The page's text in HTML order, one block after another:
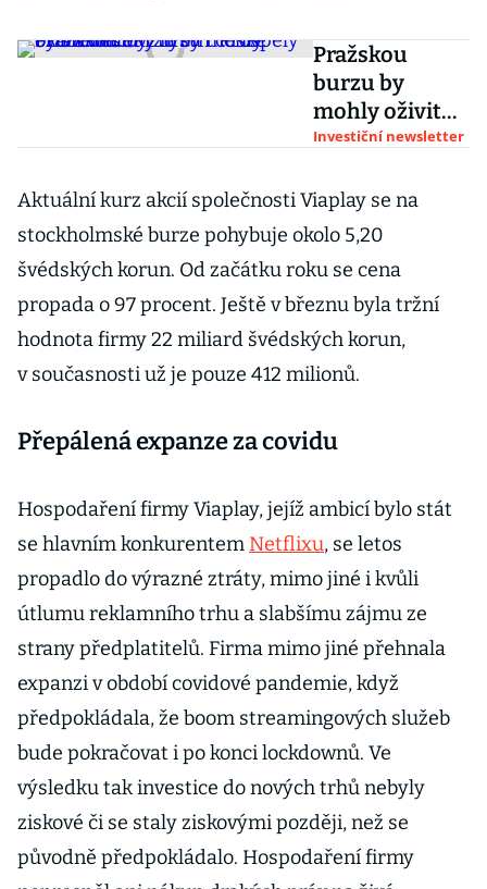
Pražskou
burzu by
mohly oživit
desítky firem.
svému
byznysu i
české
ekonomice
Investiční newsletter
Aktuální kurz akcií společnosti Viaplay se na
stockholmské burze pohybuje okolo 5,20
švédských korun. Od začátku roku se cena
propada o 97 procent. Ještě v březnu byla tržní
hodnota firmy 22 miliard švédských korun,
v současnosti už je pouze 412 milionů.
Přepálená expanze za covidu
Hospodaření firmy Viaplay, jejíž ambicí bylo stát
se hlavním konkurentem Netflixu, se letos
propadlo do výrazné ztráty, mimo jiné i kvůli
útlumu reklamního trhu a slabšímu zájmu ze
strany předplatitelů. Firma mimo jiné přehnala
expanzi v období covidové pandemie, když
předpokládala, že boom streamingových služeb
bude pokračovat i po konci lockdownů. Ve
výsledku tak investice do nových trhů nebyly
ziskové či se staly ziskovými později, než se
původně předpokládalo. Hospodaření firmy